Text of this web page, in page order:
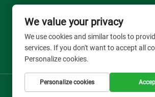
We value your privacy
We use cookies and similar tools to
services. If you don't want to accept all
Personalize cookies.
Personalize cookies